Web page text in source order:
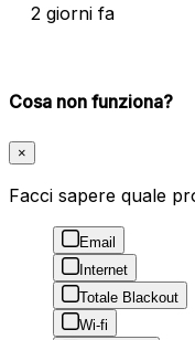
2 giorni fa
Cosa non funziona?
×
Facci sapere quale
Email
Internet
Totale Blackout
Wi-fi